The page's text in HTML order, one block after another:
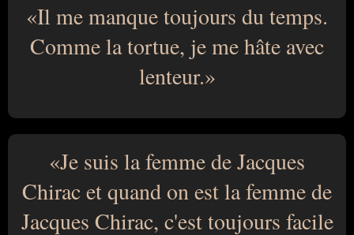
Il me manque toujours du temps.
Comme la tortue, je me hâte avec
lenteur.
Je suis la femme de Jacques
Chirac et quand on est la femme de
Jacques Chirac, c'est toujours facile